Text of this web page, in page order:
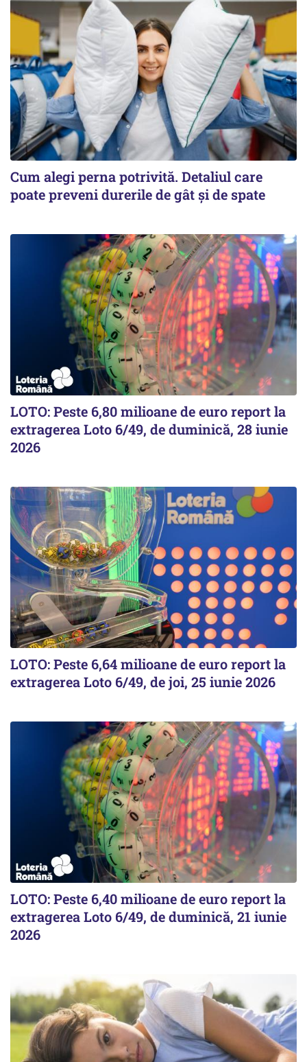
Cum alegi perna potrivită. Detaliul care
poate preveni durerile de gât și de spate
LOTO: Peste 6,80 milioane de euro report la
extragerea Loto 6/49, de duminică, 28 iunie
2026
LOTO: Peste 6,64 milioane de euro report la
extragerea Loto 6/49, de joi, 25 iunie 2026
LOTO: Peste 6,40 milioane de euro report la
extragerea Loto 6/49, de duminică, 21 iunie
2026